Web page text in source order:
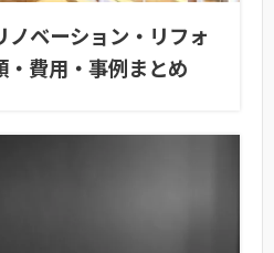
ベーション・リフォ
・費用・事例まとめ